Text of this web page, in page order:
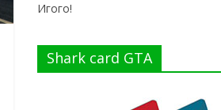
Игого!
Shark card GTA